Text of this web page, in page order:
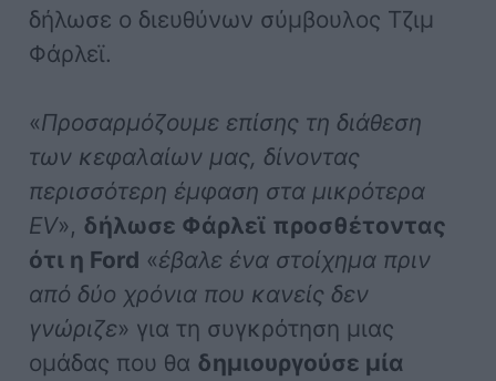
δήλωσε ο διευθύνων σύμβουλος Τζιμ
Φάρλεϊ.
«Προσαρμόζουμε επίσης τη διάθεση
των κεφαλαίων μας, δίνοντας
περισσότερη έμφαση στα μικρότερα
EV», δήλωσε Φάρλεϊ προσθέτοντας
ότι η Ford «έβαλε ένα στοίχημα πριν
από δύο χρόνια που κανείς δεν
γνώριζε» για τη συγκρότηση μιας
ομάδας που θα δημιουργούσε μία